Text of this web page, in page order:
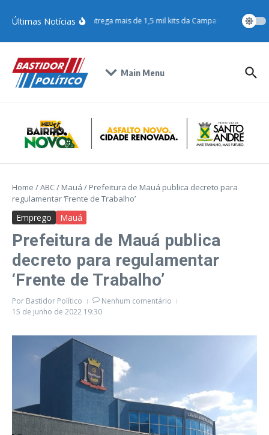
Últimas Notícias
Jéssica Roberta entrega mais de 1,5 mil kits da Campanha do
Main Menu
Home /ABC/ Mauá / Prefeitura de Mauá publica decreto para
regulamentar ‘Frente de Trabalho’
Emprego Mauá
Prefeitura de Mauá publica
decreto para regulamentar
‘Frente de Trabalho’
Por Bastidor Político
Nenhum comentário
15 de junho de 2022 19:30